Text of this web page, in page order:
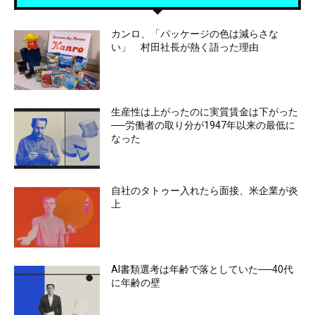
カンロ、「パッケージの色は減らさな
い」 村田社長が熱く語った理由
生産性は上がったのに実質賃金は下がった
──労働者の取り分が1947年以来の最低に
なった
自社のタトゥー入れたら面接、米企業が炎
上
AI書類選考は年齢で落としていた──40代
に年齢の壁